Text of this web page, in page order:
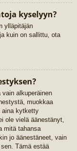
kyselyyn?
ylläpitäjän
kuin on sallittu, ota
alkuperäinen
muokkaa
aina kytketty
ole vielä äänestänyt,
mitä tahansa
jo äänestäneet, vain
Tämä estää